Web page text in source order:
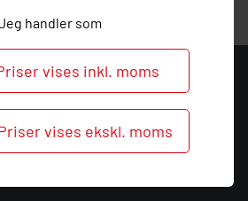
handler som
vises inkl. moms
vises ekskl. moms